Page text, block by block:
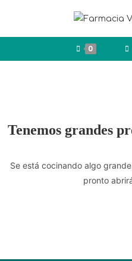
0
Tenemos grandes
Se está cocinando algo
pronto